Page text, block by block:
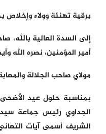
برقية تهنئة وولاء وإخلاص
إلى السدة العالية بالله،
أمير المؤمنين، نصره الله
مولاي صاحب الجلالة
بمناسبة حلول عيد
الجداوي رئيس جماعة
الشريف أسمى آيات